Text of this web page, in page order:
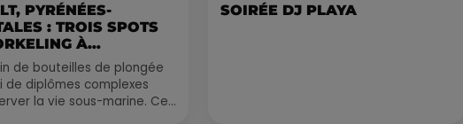
PYRÉNÉES-
: TROIS SPOTS
À
de bouteilles de plongée
de diplômes complexes
la vie sous-marine. Cet
SOIRÉE DJ PLAYA